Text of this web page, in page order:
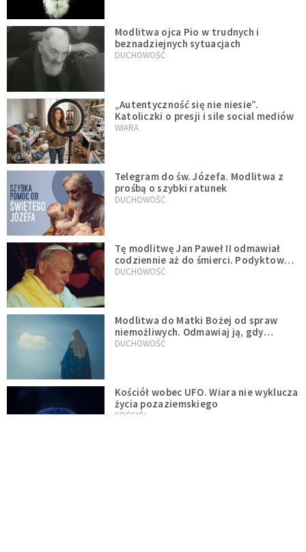
Modlitwa ojca Pio w trudnych i
beznadziejnych sytuacjach
DUCHOWOŚĆ
„Autentyczność się nie niesie”.
Katoliczki o presji i sile social mediów
WIARA
Telegram do św. Józefa. Modlitwa z
prośbą o szybki ratunek
DUCHOWOŚĆ
Tę modlitwę Jan Paweł II odmawiał
codziennie aż do śmierci. Podyktował
mu ją ojciec
DUCHOWOŚĆ
Modlitwa do Matki Bożej od spraw
niemożliwych. Odmawiaj ją, gdy
wszystko idzie źle
DUCHOWOŚĆ
Kościół wobec UFO. Wiara nie wyklucza
życia pozaziemskiego
KOŚCIÓŁ